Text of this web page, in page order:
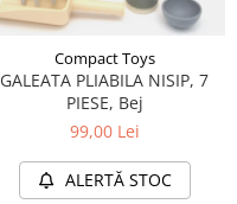
Compact Toys
GALEATA PLIABILA NISIP, 7
PIESE, Bej
99,00 Lei
ALERTĂ STOC